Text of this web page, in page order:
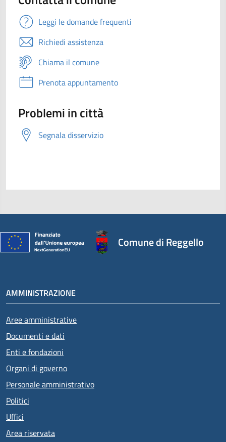
Leggi le domande frequenti
Richiedi assistenza
Chiama il comune
Prenota appuntamento
Problemi in città
Segnala disservizio
Comune di Reggello
AMMINISTRAZIONE
Aree amministrative
Documenti e dati
Enti e fondazioni
Organi di governo
Personale amministrativo
Politici
Uffici
Area riservata